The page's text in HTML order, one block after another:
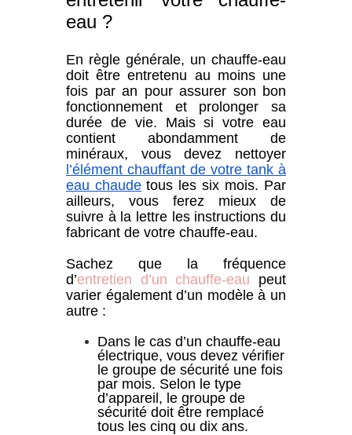
eau ?
En règle générale, un chauffe-eau
doit être entretenu au moins une
fois par an pour assurer son bon
fonctionnement et prolonger sa
durée de vie. Mais si votre eau
contient abondamment de
minéraux, vousdevez nettoyer
l’élément chauffant de votre tank à
eau chaude tous les six mois. Par
ailleurs, vous ferez mieux de
suivre à la lettre les instructions du
fabricant de votre chauffe-eau.
Sachez que la fréquence
d’entretien d’un chauffe-eau peut
varier également d’un modèle à un
autre :
Dans le cas d’un chauffe-eau
électrique, vous devez vérifier
le groupe de sécurité une fois
par mois. Selon le type
d’appareil, le groupe de
sécurité doit être remplacé
tous les cinq ou dix ans.